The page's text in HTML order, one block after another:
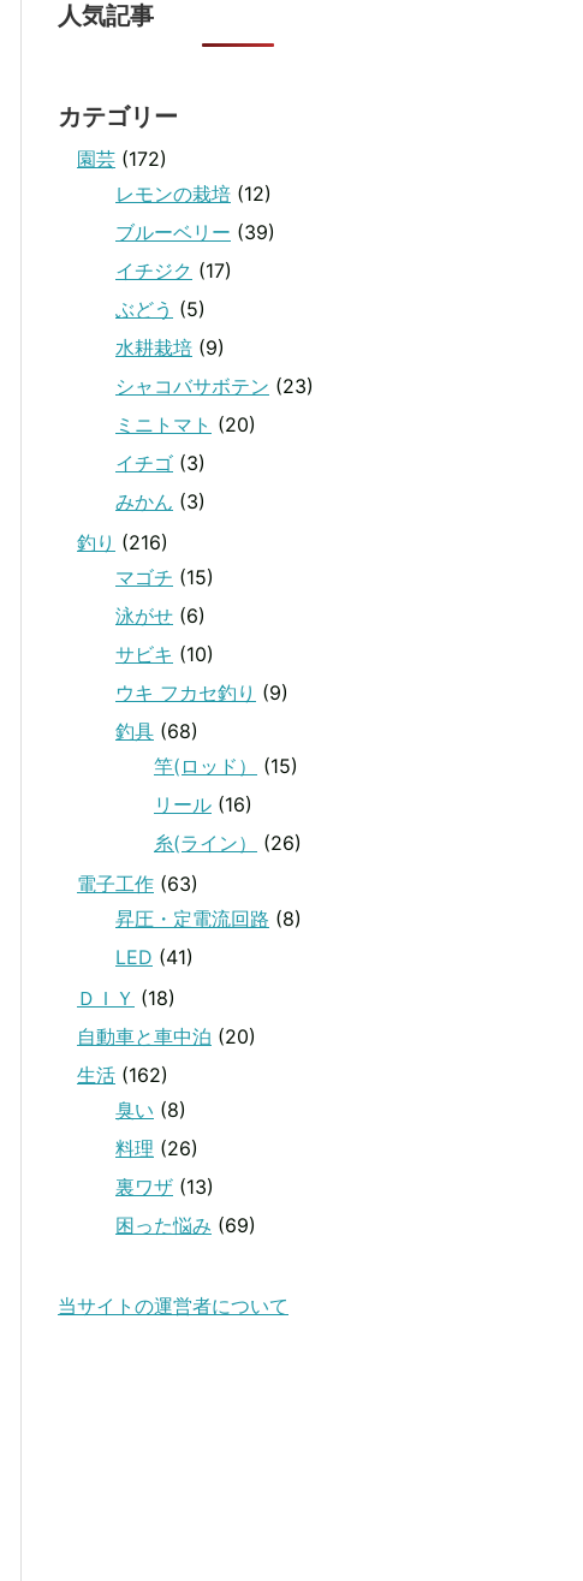
人気記事
カテゴリー
園芸 (172)
レモンの栽培 (12)
ブルーベリー (39)
イチジク (17)
ぶどう (5)
水耕栽培 (9)
シャコバサボテン (23)
ミニトマト (20)
イチゴ (3)
みかん (3)
釣り (216)
マゴチ (15)
泳がせ (6)
サビキ (10)
ウキ フカセ釣り (9)
釣具 (68)
竿(ロッド）
(15)
リール (16)
糸(ライン）
(26)
電子工作 (63)
昇圧・定電流回路 (8)
LED (41)
ＤＩＹ (18)
自動車と車中泊 (20)
生活 (162)
臭い (8)
料理 (26)
裏ワザ (13)
困った悩み (69)
当サイトの運営者について